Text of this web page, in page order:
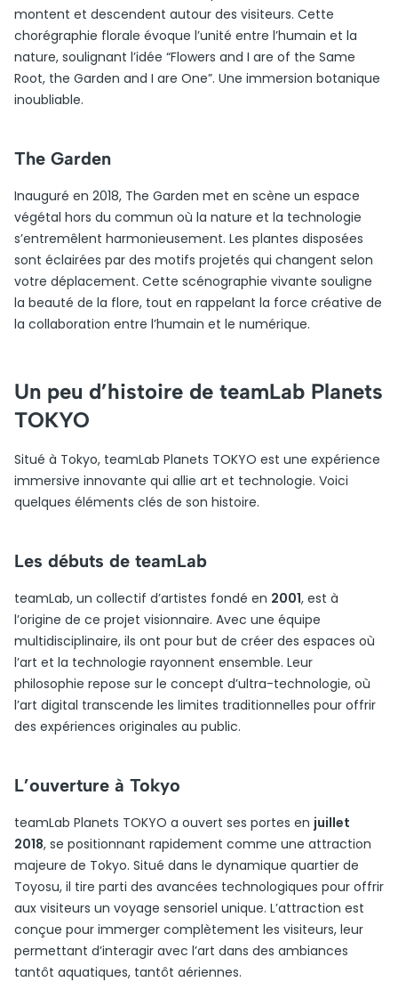
montent et descendent autour des visiteurs. Cette
chorégraphie florale évoque l’unité entre l’humain et la
nature, soulignant l’idée “Flowers and I are of the Same
Root, the Garden and I are One”. Une immersion botanique
inoubliable.
The Garden
Inauguré en 2018, The Garden met en scène un espace
végétal hors du commun où la nature et la technologie
s’entremêlent harmonieusement. Les plantes disposées
sont éclairées par des motifs projetés qui changent selon
votre déplacement. Cette scénographie vivante souligne
la beauté de la flore, tout en rappelant la force créative de
la collaboration entre l’humain et le numérique.
Un peu d’histoire de teamLab Planets
TOKYO
Situé à Tokyo, teamLab Planets TOKYO est une expérience
immersive innovante qui allie art et technologie. Voici
quelques éléments clés de son histoire.
Les débuts de teamLab
teamLab, un collectif d’artistes fondé en 2001, est à
l’origine de ce projet visionnaire. Avec une équipe
multidisciplinaire, ils ont pour but de créer des espaces où
l’art et la technologie rayonnent ensemble. Leur
philosophie repose sur le concept d’ultra-technologie, où
l’art digital transcende les limites traditionnelles pour offrir
des expériences originales au public.
L’ouverture à Tokyo
teamLab Planets TOKYO a ouvert ses portes en juillet
2018, se positionnant rapidement comme une attraction
majeure de Tokyo. Situé dans le dynamique quartier de
Toyosu, il tire parti des avancées technologiques pour offrir
aux visiteurs un voyage sensoriel unique. L’attraction est
conçue pour immerger complètement les visiteurs, leur
permettant d’interagir avec l’art dans des ambiances
tantôt aquatiques, tantôt aériennes.